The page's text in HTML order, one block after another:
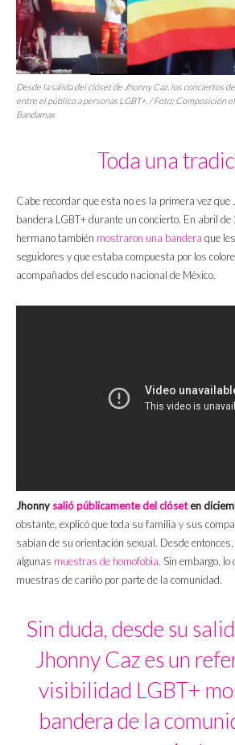
Desde la salida del clóset de Jhonny Caz, los conciertos
entre el público a personas LGBT+. / Foto: Composición
Bandamax
Toda una
Cabe recordar que esta no es la primera vez
bandera LGBT+ durante un concierto. En abril
hermano también mostraron una bandera que
seguidores y que estaba compuesta por los
acompañados del escudo nacional de México.
Jhonny salió públicamente del clóseten
obstante, explicó que toda su familia y sus
sabían de su orientación sexual. Desde
algunas muestras de homofobia. Sin embargo, lo
muestras de cariño por parte de la comunidad.
Sin duda, desde su
Jhonny Caz es un
visibilidad LGBT+
bandera de la